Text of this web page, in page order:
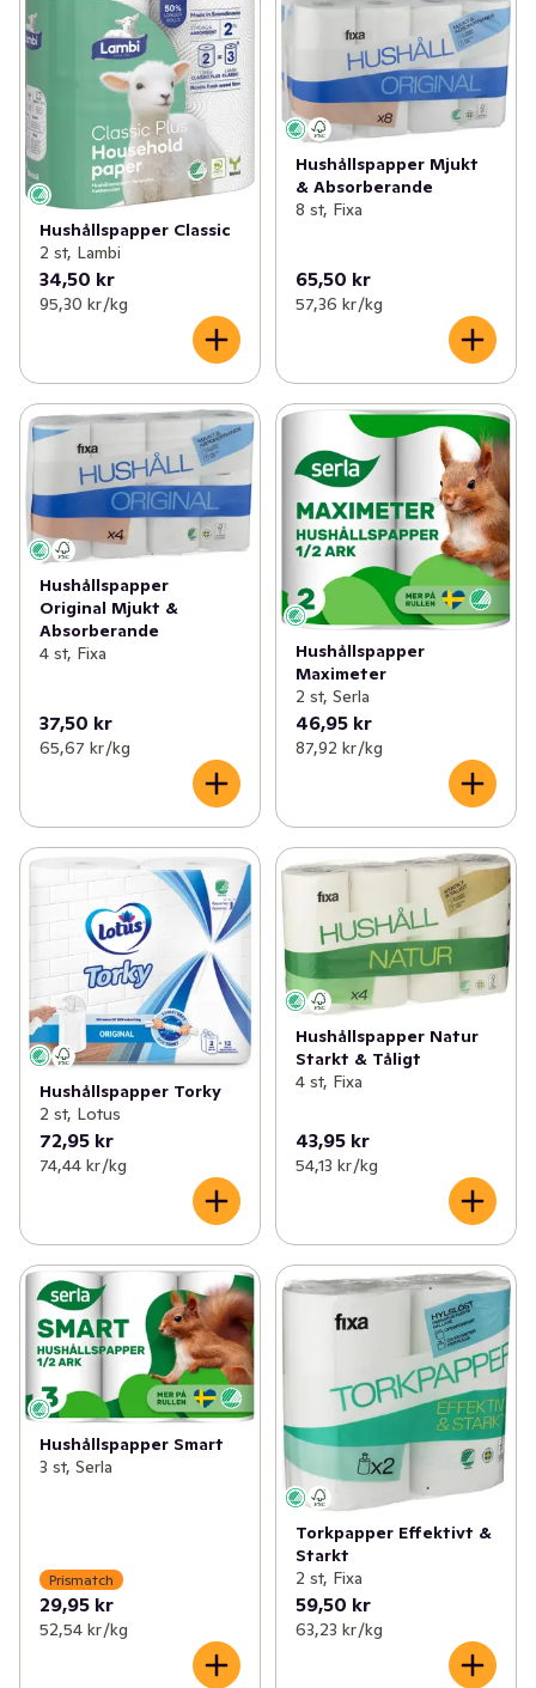
Hushållspapper Classic
2 st, Lambi
34,50 kr
95,30 kr /kg
Hushållspapper Mjukt
& Absorberande
8 st, Fixa
65,50 kr
57,36 kr /kg
Hushållspapper
Original Mjukt &
Absorberande
4 st, Fixa
37,50 kr
65,67 kr /kg
Hushållspapper
Maximeter
2 st, Serla
46,95 kr
87,92 kr /kg
Hushållspapper Torky
2 st, Lotus
72,95 kr
74,44 kr /kg
Hushållspapper Natur
Starkt & Tåligt
4 st, Fixa
43,95 kr
54,13 kr /kg
Hushållspapper Smart
3 st, Serla
Prismatch
29,95 kr
52,54 kr /kg
Torkpapper Effektivt &
Starkt
2 st, Fixa
59,50 kr
63,23 kr /kg